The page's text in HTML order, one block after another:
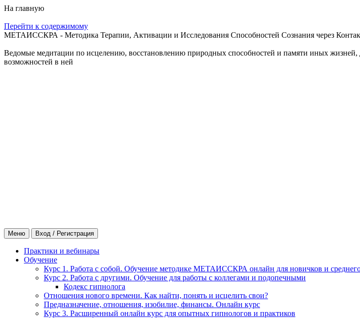
На главную
Перейти к содержимому
МЕТАИССКРА - Методика Терапии, Активации и Исследования Способностей Сознания через
Ведомые медитации по исцелению, восстановлению природных способностей и памяти иных жизней,
возможностей в ней
Меню Вход / Регистрация
Практики и вебинары
Обучение
Курс 1. Работа с собой. Обучение методике МЕТАИССКРА онлайн для новичков и
Курс 2. Работа с другими. Обучение для работы с коллегами и подопечными
Кодекс гипнолога
Отношения нового времени. Как найти, понять и исцелить свои?
Предназначение, отношения, изобилие, финансы. Онлайн курс
Курс 3. Расширенный онлайн курс для опытных гипнологов и практиков